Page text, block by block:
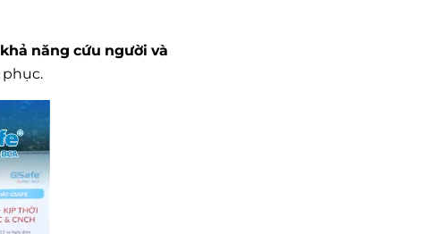
năng cứu người và
phục.